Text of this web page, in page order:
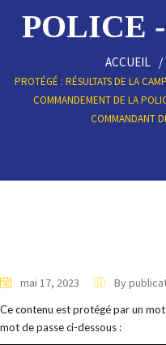
POLICE
ACCUEIL
PROTÉGÉ : RÉSULTATS DE LA
COMMANDEMENT DE LA
COMMANDANT
mai 17, 2023 By
Ce contenu est protégé par un
mot de passe ci-dessous :